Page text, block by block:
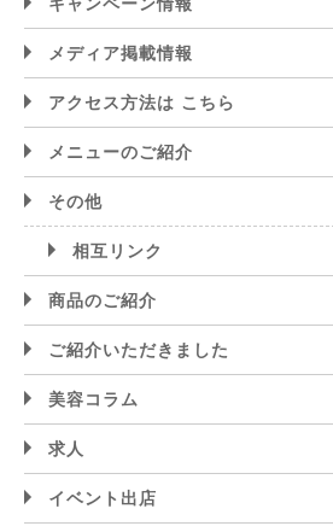
メディア掲載情報
アクセス方法は こちら
メニューのご紹介
その他
相互リンク
商品のご紹介
ご紹介いただきました
美容コラム
求人
イベント出店